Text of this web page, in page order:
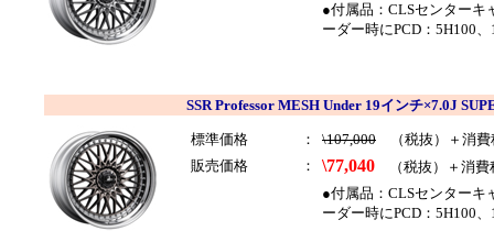
●付属品：CLSセンター
ーダー時にPCD：5H100
SSR Professor MESH Under 19インチ×7.0J
標準価格 ： \107,000 （税抜）＋消費
販売価格
： \77,040 （税抜）＋消費
●付属品：CLSセンター
ーダー時にPCD：5H100